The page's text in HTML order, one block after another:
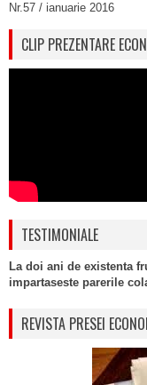
Nr.57 / ianuarie 2016
CLIP PREZENTARE
TESTIMONIALE
La doi ani de existenta
impartaseste parerile
REVISTA PRESEI